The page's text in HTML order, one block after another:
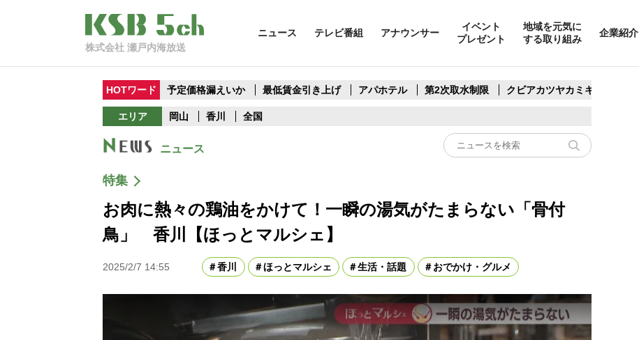
株式会社 瀬戸内海放送
ニュース テレビ番組 アナウンサー
イベント
プレゼント
地域を元気に
する取り組み
企業紹介
HOTワード 予定価格漏えいか 最低賃金引き上げ アパホテル 第2次取水制限 クビアカツヤカミキリ
エリア 岡山 香川 全国
ニュース
特集
お肉に熱々の鶏油をかけて！一瞬の湯気がたまらない「骨付
鳥」 香川【ほっとマルシェ】
2025/2/7 14:55 香川 ほっとマルシェ 生活・話題 おでかけ・グルメ